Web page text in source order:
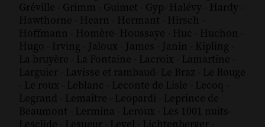
Gréville - Grimm - Guimet - Gyp- Halévy - Hardy -
Hawthorne - Hearn - Hermant - Hirsch -
Hoffmann - Homère- Houssaye - Huc - Huchon -
Hugo - Irving - Jaloux - James - Janin - Kipling -
La bruyère - La Fontaine - Lacroix - Lamartine -
Larguier - Lavisse et rambaud- Le Braz - Le Rouge
- Le roux - Leblanc - Leconte de Lisle - Lecoq -
Legrand - Lemaître - Leopardi - Leprince de
Beaumont - Lermina - Leroux - Les 1001 nuits-